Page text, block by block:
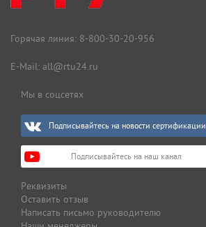
Горячая линия: 8-800-30-20-956
E-Mail: all@rtu24.ru
Мы в соцсетях
Подписывайтесь на новости сертификации
Подписывайтесь на наш канал
Реквизиты
Оставить отзыв
Написать письмо руководителю